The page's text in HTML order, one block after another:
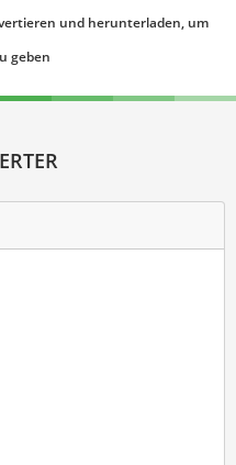
und herunterladen, um
geben